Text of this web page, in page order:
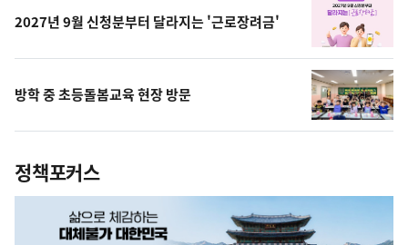
2027년 9월 신청분부터 달라지는 '근로장려금'
방학 중 초등돌봄교육 현장 방문
정책포커스